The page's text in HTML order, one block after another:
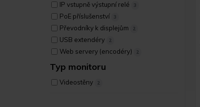
IP vstupně výstupní relé 3
PoE příslušenství 3
Převodníky k displejům 2
USB extendéry 2
Web servery (encodéry) 2
Typ monitoru
Videostěny 2